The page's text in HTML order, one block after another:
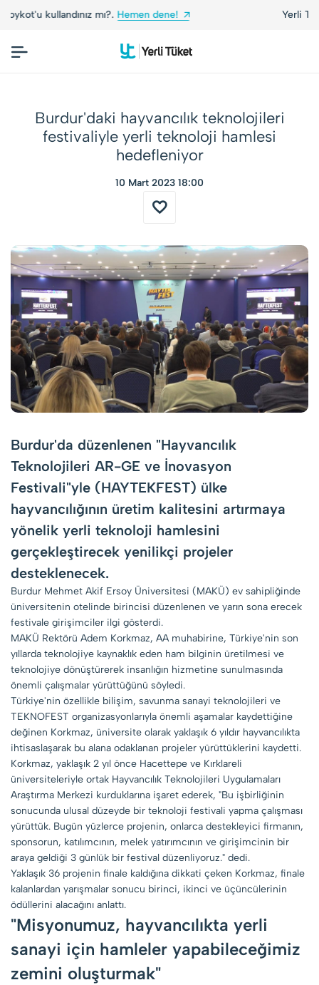
Yerli Tüketiciler, Yerli Markalarla Buluşuyor!
Burdur'daki hayvancılık teknolojileri
festivaliyle yerli teknoloji hamlesi
hedefleniyor
10 Mart 2023 18:00
Burdur'da düzenlenen "Hayvancılık
Teknolojileri AR-GE ve İnovasyon
Festivali"yle (HAYTEKFEST) ülke
hayvancılığının üretim kalitesini artırmaya
yönelik yerli teknoloji hamlesini
gerçekleştirecek yenilikçi projeler
desteklenecek.
Burdur Mehmet Akif Ersoy Üniversitesi (MAKÜ) ev sahipliğinde
üniversitenin otelinde birincisi düzenlenen ve yarın sona erecek
festivale girişimciler ilgi gösterdi.
MAKÜ Rektörü Adem Korkmaz, AA muhabirine, Türkiye'nin son
yıllarda teknolojiye kaynaklık eden ham bilginin üretilmesi ve
teknolojiye dönüştürerek insanlığın hizmetine sunulmasında
önemli çalışmalar yürüttüğünü söyledi.
Türkiye'nin özellikle bilişim, savunma sanayi teknolojileri ve
TEKNOFEST organizasyonlarıyla önemli aşamalar kaydettiğine
değinen Korkmaz, üniversite olarak yaklaşık 6 yıldır hayvancılıkta
ihtisaslaşarak bu alana odaklanan projeler yürüttüklerini kaydetti.
Korkmaz, yaklaşık 2 yıl önce Hacettepe ve Kırklareli
üniversiteleriyle ortak Hayvancılık Teknolojileri Uygulamaları
Araştırma Merkezi kurduklarına işaret ederek, "Bu işbirliğinin
sonucunda ulusal düzeyde bir teknoloji festivali yapma çalışması
yürüttük. Bugün yüzlerce projenin, onlarca destekleyici firmanın,
sponsorun, katılımcının, melek yatırımcının ve girişimcinin bir
araya geldiği 3 günlük bir festival düzenliyoruz." dedi.
Yaklaşık 36 projenin finale kaldığına dikkati çeken Korkmaz, finale
kalanlardan yarışmalar sonucu birinci, ikinci ve üçüncülerinin
ödüllerini alacağını anlattı.
"Misyonumuz, hayvancılıkta yerli
sanayi için hamleler yapabileceğimiz
zemini oluşturmak"